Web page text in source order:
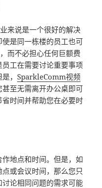
来说是一个很好的解决
是同一栋楼的员工也可
，而不必担心任何巨额费
工在需要讨论重要事项
是，SparkleComm视频
至无需离开办公桌即可
时间并帮助您在必要时
地点和时间。但是，如
或会议时间，那么您只
论相同问题的需求可能